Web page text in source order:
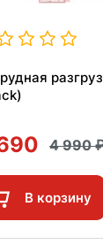
4 990
В корзину